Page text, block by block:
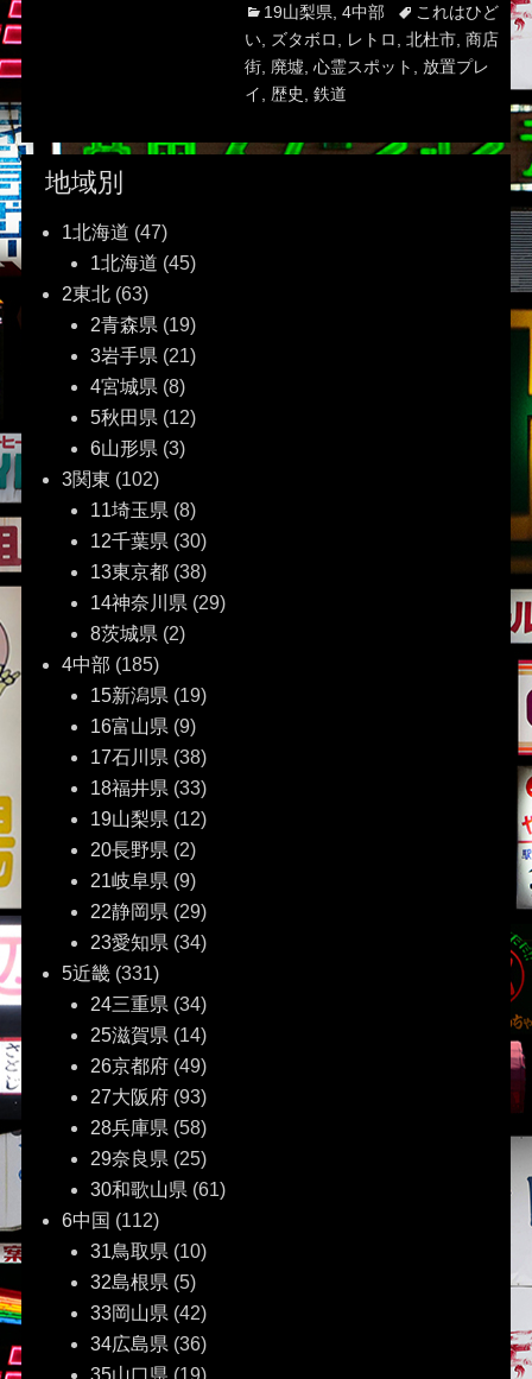
Categories
19山梨県 4中部 Tagsこれはひど
い, ズタボロ レトロ 北杜市, 商店
街, 廃墟 心霊スポット
放置プレ
イ
歴史 鉄道
地域別
1北海道 (47)
1北海道 (45)
2東北(63)
2青森県 (19)
3岩手県 (21)
4宮城県 (8)
5秋田県 (12)
6山形県 (3)
3関東 (102)
11埼玉県 (8)
12千葉県 (30)
13東京都(38)
14神奈川県 (29)
8茨城県 (2)
4中部 (185)
15新潟県 (19)
16富山県 (9)
17石川県 (38)
18福井県 (33)
19山梨県 (12)
20長野県 (2)
21岐阜県 (9)
22静岡県 (29)
23愛知県 (34)
5近畿(331)
24三重県 (34)
25滋賀県 (14)
26京都府(49)
27大阪府(93)
28兵庫県 (58)
29奈良県 (25)
30和歌山県 (61)
6中国 (112)
31鳥取県 (10)
32島根県 (5)
33岡山県 (42)
34広島県 (36)
35山口県 (19)